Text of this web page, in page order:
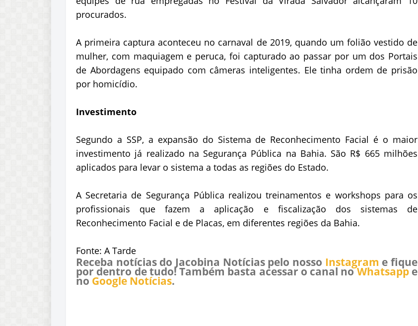
procurados.
A primeira captura aconteceu no carnaval de 2019, quando um folião vestido de
mulher, com maquiagem e peruca, foi capturado ao passar por um dos Portais
de Abordagens equipado com câmeras inteligentes. Ele tinha ordem de prisão
por homicídio.
Investimento
Segundo a SSP, a expansão do Sistema de Reconhecimento Facial é o maior
investimento já realizado na Segurança Pública na Bahia. São R$ 665 milhões
aplicados para levar o sistema a todas as regiões do Estado.
A Secretaria de Segurança Pública realizou treinamentos e workshops para os
profissionais que fazem a aplicação e fiscalização dos sistemas de
Reconhecimento Facial e de Placas, em diferentes regiões da Bahia.
Fonte: A Tarde
Receba notícias do Jacobina Notícias pelo nosso Instagram e fique
por dentro de tudo! Também basta acessar o canal noWhatsappe
no Google Notícias.